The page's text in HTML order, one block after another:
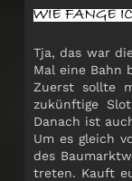
Tja, das war
Mal eine Bahn
Zuerst sollte
zukünftige
Danach ist
Um es gleich
des
treten. Kauft